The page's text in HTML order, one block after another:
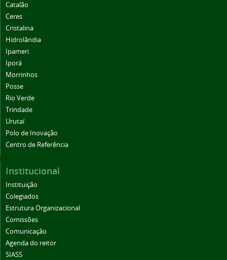
Catalão
Ceres
Cristalina
Hidrolândia
Ipameri
Iporá
Morrinhos
Posse
Rio Verde
Trindade
Urutaí
Polo de Inovação
Centro de Referência
Institucional
Instituição
Colegiados
Estrutura Organizacional
Comissões
Comunicação
Agenda do reitor
SIASS